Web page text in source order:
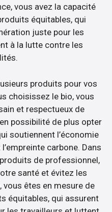
vous avez la capacité
équitables, qui
juste pour les
à la lutte contre les
produits pour vos
choisissez le bio, vous
et respectueux de
possibilité de plus opter
soutiennent l’économie
carbone. Dans
de professionnel,
santé et évitez les
êtes en mesure de
équitables, qui assurent